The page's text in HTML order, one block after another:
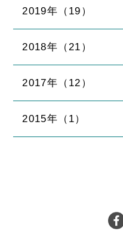
2019年（19）
2018年（21）
2017年（12）
2015年（1）